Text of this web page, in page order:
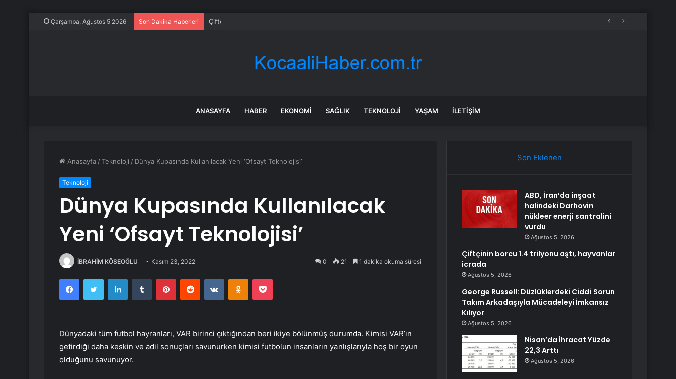
Çarşamba, Ağustos 5 2026 Son Dakika Haberleri Çiftçinin borcu 1.4 trilyonu aştı, hayvanlar icrada
ANASAYFA HABER EKONOMI SAĞLIK TEKNOLOJI YAŞAM İLETIŞIM
Anasayfa /Teknoloji / Dünya Kupasında Kullanılacak Yeni ‘Ofsayt Teknolojisi’
Teknoloji
Dünya Kupasında Kullanılacak
Yeni ‘Ofsayt Teknolojisi’
İBRAHİM KÖSEOĞLU Kasım 23, 2022 0 21 1 dakika okuma süresi
FacebookTwitter LinkedInTumblr PinterestReddit VKontakteOdnoklassniki
Pocket
Dünyadaki tüm futbol hayranları, VAR birinci çıktığından beri ikiye bölünmüş durumda. Kimisi VAR’ın
getirdiği daha keskin ve adil sonuçları savunurken kimisi futbolun insanların yanlışlarıyla hoş bir oyun
olduğunu savunuyor.
Son Eklenen
ABD, İran’da inşaat
halindeki Darhovin
nükleer enerji santralini
vurdu
Ağustos 5, 2026
Çiftçinin borcu 1.4 trilyonu aştı, hayvanlar
icrada
Ağustos 5, 2026
George Russell: Düzlüklerdeki Ciddi Sorun
Takım Arkadaşıyla Mücadeleyi İmkansız
Kılıyor
Ağustos 5, 2026
Nisan’da İhracat Yüzde
22,3 Arttı
Ağustos 5, 2026